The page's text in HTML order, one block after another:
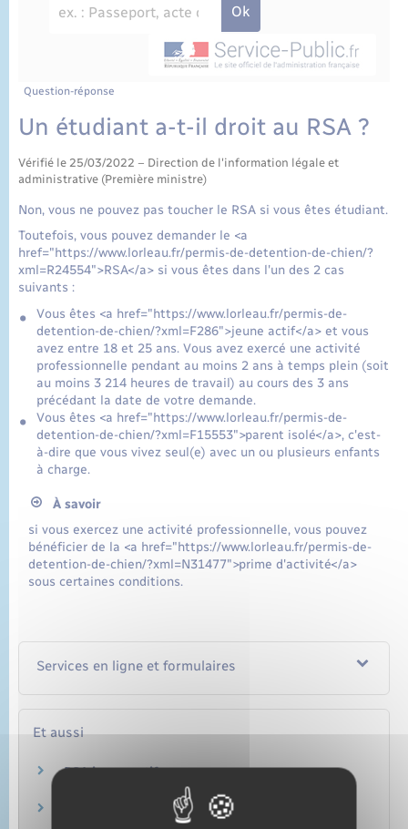
État civil
Cimetière communal
Question-réponse
Un étudiant a-t-il droit au RSA ?
Vérifié le 25/03/2022 – Direction de l'information légale et
administrative (Première ministre)
Non, vous ne pouvez pas toucher le RSA si vous êtes étudiant.
Toutefois, vous pouvez demander le <a
href="https://www.lorleau.fr/permis-de-detention-de-chien/?
xml=R24554">RSA</a> si vous êtes dans l'un des 2 cas
suivants :
Vous êtes <a href="https://www.lorleau.fr/permis-de-
detention-de-chien/?xml=F286">jeune actif</a> et vous
avez entre 18 et 25 ans. Vous avez exercé une activité
professionnelle pendant au moins 2 ans à temps plein (soit
au moins 3 214 heures de travail) au cours des 3 ans
précédant la date de votre demande.
Vous êtes <a href="https://www.lorleau.fr/permis-de-
detention-de-chien/?xml=F15553">parent isolé</a>, c'est-
à-dire que vous vivez seul(e) avec un ou plusieurs enfants
à charge.
À savoir
si vous exercez une activité professionnelle, vous pouvez
bénéficier de la <a href="https://www.lorleau.fr/permis-de-
detention-de-chien/?xml=N31477">prime d'activité</a>
sous certaines conditions.
Services en ligne et formulaires
Et aussi
RSA jeune actif